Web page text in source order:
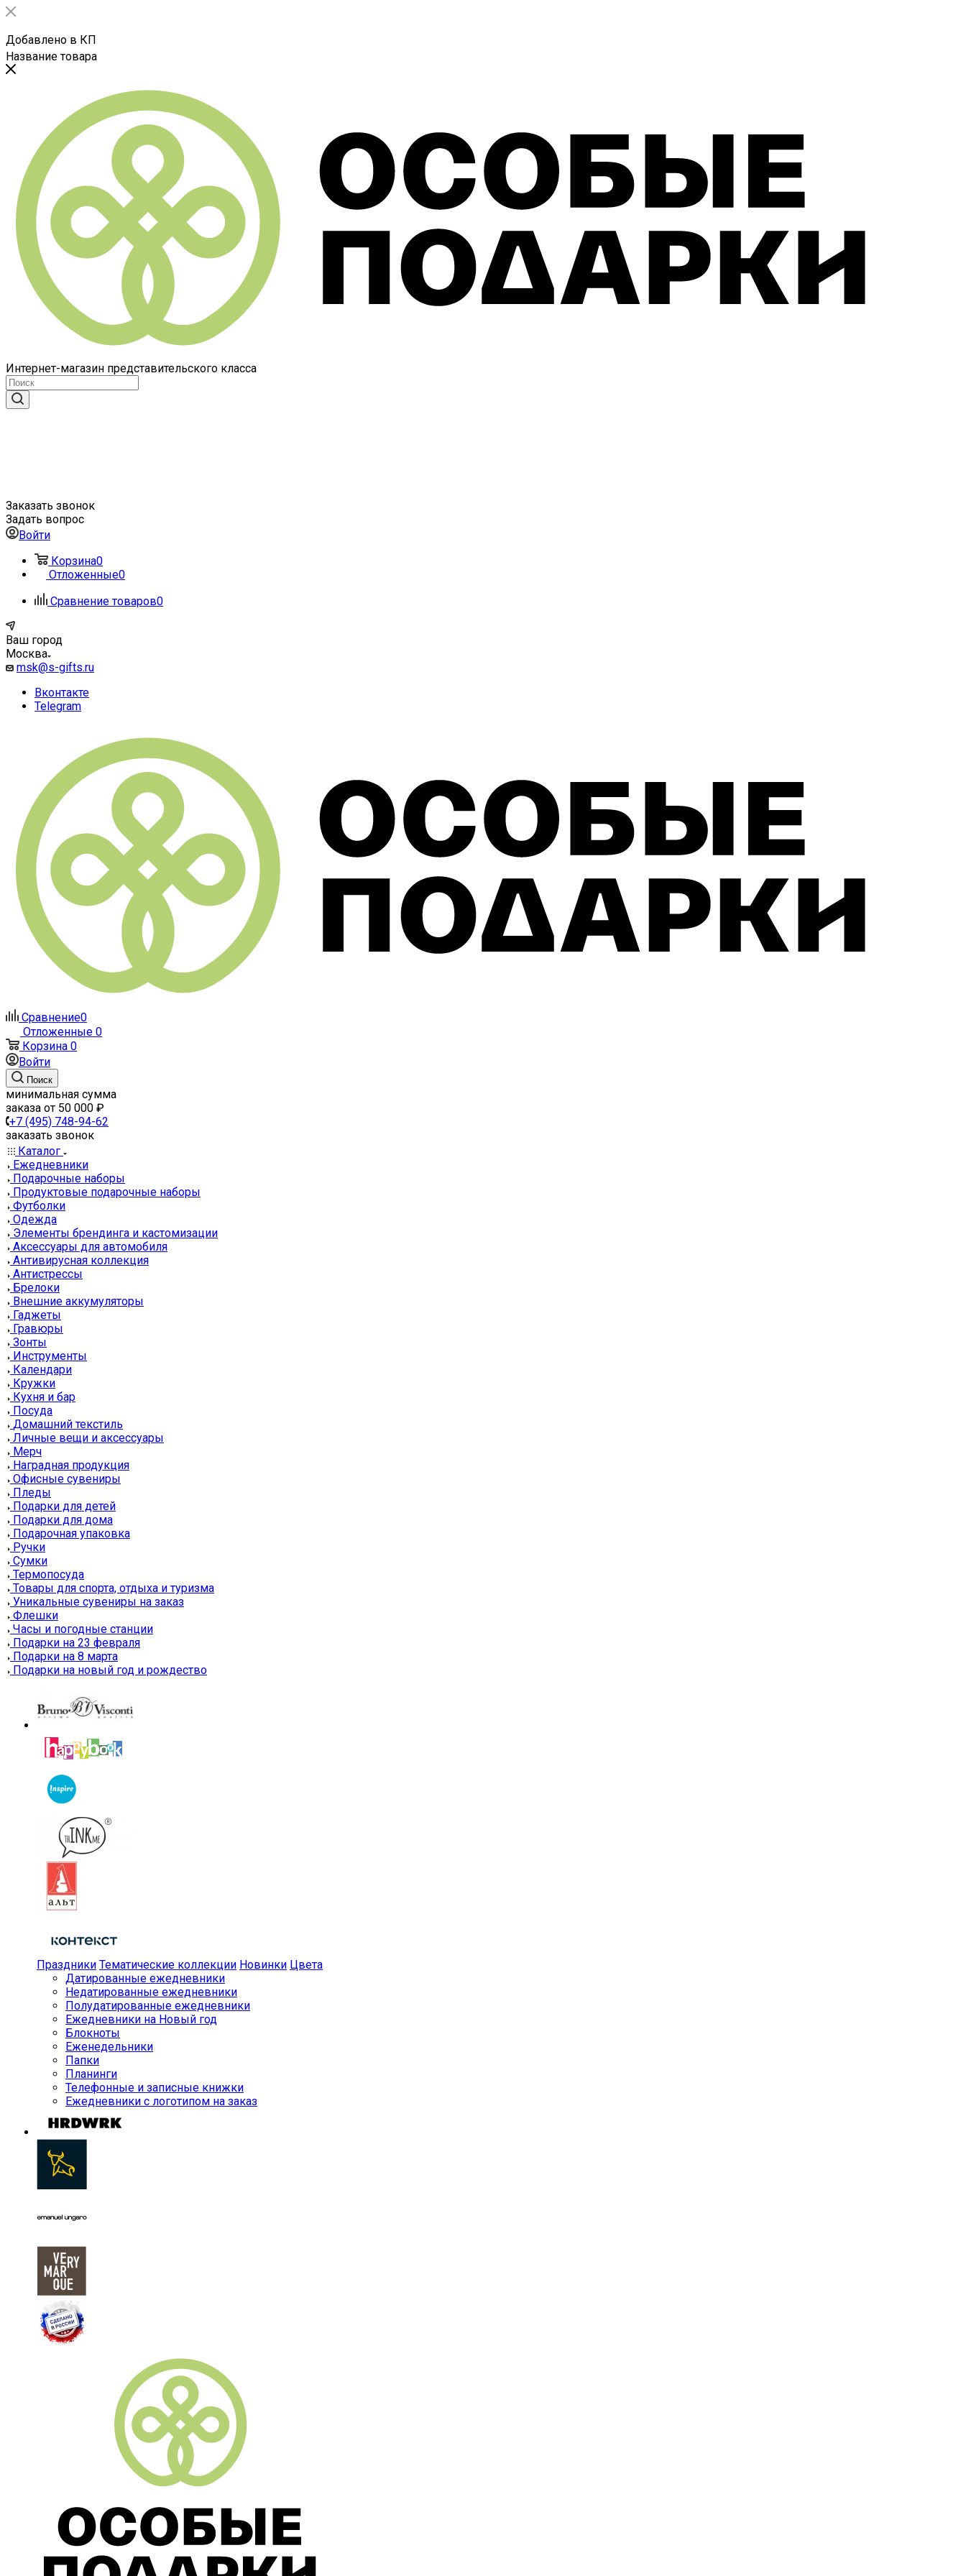
Добавлено в КП
Название товара
Интернет-магазин представительского класса
Заказать звонок
Задать вопрос
Войти
Корзина0
Отложенные0
Сравнение товаров0
Ваш город
Москва
msk@s-gifts.ru
Вконтакте
Telegram
Сравнение0
Отложенные 0
Корзина 0
Войти
Поиск
минимальная сумма
заказа от 50 000 ₽
+7 (495) 748-94-62
заказать звонок
Каталог
Ежедневники
Подарочные наборы
Продуктовые подарочные наборы
Футболки
Одежда
Элементы брендинга и кастомизации
Аксессуары для автомобиля
Антивирусная коллекция
Антистрессы
Брелоки
Внешние аккумуляторы
Гаджеты
Гравюры
Зонты
Инструменты
Календари
Кружки
Кухня и бар
Посуда
Домашний текстиль
Личные вещи и аксессуары
Мерч
Наградная продукция
Офисные сувениры
Пледы
Подарки для детей
Подарки для дома
Подарочная упаковка
Ручки
Сумки
Термопосуда
Товары для спорта, отдыха и туризма
Уникальные сувениры на заказ
Флешки
Часы и погодные станции
Подарки на 23 февраля
Подарки на 8 марта
Подарки на новый год и рождество
Праздники Тематические коллекции Новинки Цвета
Датированные ежедневники
Недатированные ежедневники
Полудатированные ежедневники
Ежедневники на Новый год
Блокноты
Еженедельники
Папки
Планинги
Телефонные и записные книжки
Ежедневники с логотипом на заказ